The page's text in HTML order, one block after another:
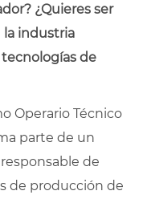
¿Quieres ser
la industria
de
Operario Técnico
parte de un
de
de producción de